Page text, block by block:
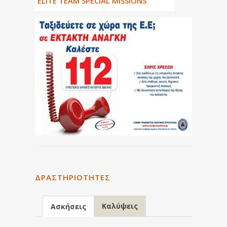
ΔΡΑΣΤΗΡΙΌΤΗΤΕΣ
Ασκήσεις Καλύψεις